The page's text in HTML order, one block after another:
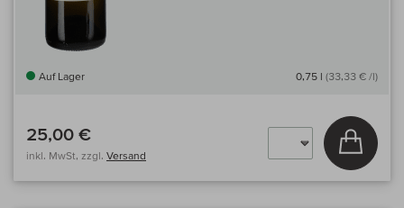
Auf Lager 0,75 l (33,33 € /l)
25,00 €
inkl. MwSt, zzgl. Versand
In